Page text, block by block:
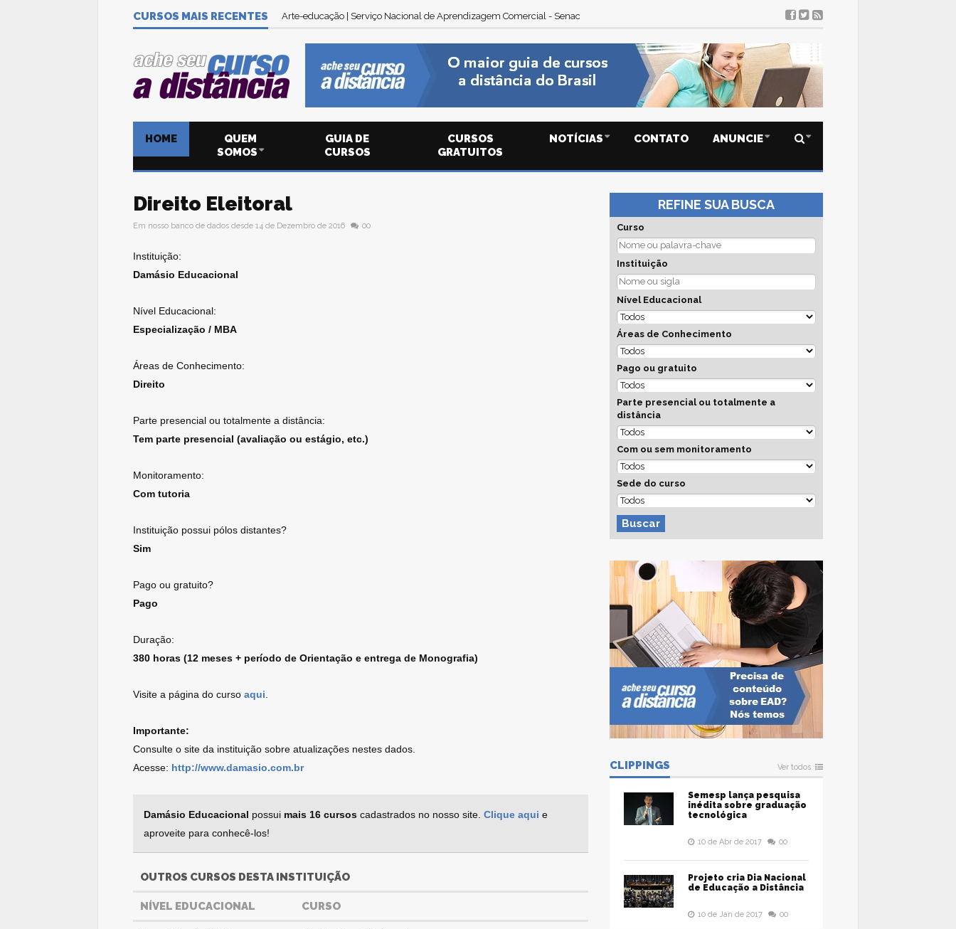
CURSOS MAIS RECENTES Arte-educação | Serviço Nacional de Aprendizagem Comercial - Senac
HOME
QUEM
SOMOS
GUIA DE
CURSOS
CURSOS
GRATUITOS
NOTÍCIAS CONTATO ANUNCIE
Direito Eleitoral
Em nosso banco de dados desde 14 de Dezembro de 2016 00
Instituição:
Damásio Educacional
Nível Educacional:
Especialização / MBA
Áreas de Conhecimento:
Direito
Parte presencial ou totalmente a distância:
Tem parte presencial (avaliação ou estágio, etc.)
Monitoramento:
Com tutoria
Instituição possui pólos distantes?
Sim
Pago ou gratuito?
Pago
Duração:
380 horas (12 meses + período de Orientação e entrega de Monografia)
Visite a página do curso aqui
Importante:
Consulte o site da instituição sobre atualizações nestes dados.
Acesse: http://www.damasio.com.br
Damásio Educacional possui mais 16 cursos cadastrados no nosso site. Clique aqui e
aproveite para conhecê-los!
OUTROS CURSOS DESTA INSTITUIÇÃO
NÍVEL EDUCACIONAL CURSO
REFINE SUA BUSCA
Curso
Instituição
Nível Educacional
Áreas de Conhecimento
Pago ou gratuito
Parte presencial ou totalmente a
distância
Com ou sem monitoramento
Sede do curso
Buscar
CLIPPINGS Ver todos
Semesp lança pesquisa
inédita sobre graduação
tecnológica
10 de Abr de 2017 00
Projeto cria Dia Nacional
de Educação a Distância
10 de Jan de 2017 00